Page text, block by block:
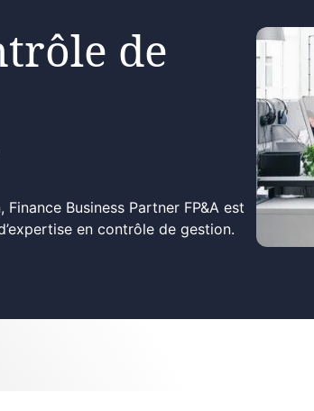
de
Business Partner FP&A est
en contrôle de gestion.